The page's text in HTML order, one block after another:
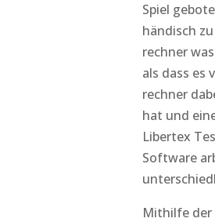
Spiel
händisch
rechner
als dass es
rechner
hat und
Libertex
Software
Mithilfe der